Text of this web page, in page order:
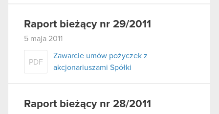
Raport bieżący nr 29/2011
5 maja 2011
PDF
Zawarcie umów pożyczek z
akcjonariuszami Spółki
Raport bieżący nr 28/2011